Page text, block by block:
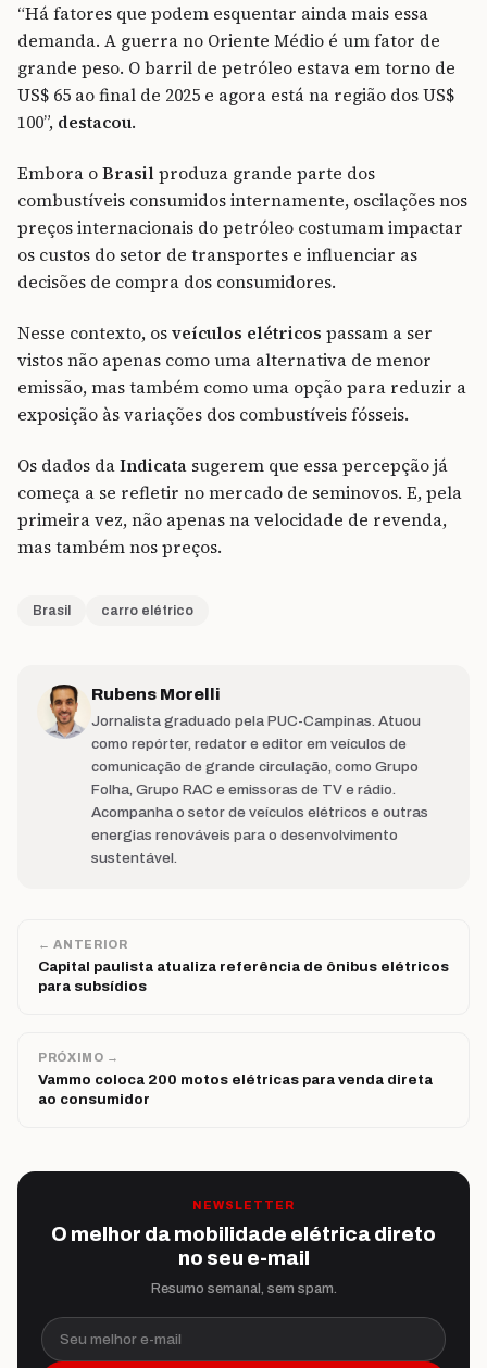
“Há fatores que podem esquentar ainda mais essa
demanda. A guerra no Oriente Médio é um fator de
grande peso. O barril de petróleo estava em torno de
US$ 65 ao final de 2025 e agora está na região dos US$
100”, destacou.
Embora oBrasilproduza grande parte dos
combustíveis consumidos internamente, oscilações nos
preços internacionais do petróleo costumam impactar
os custos do setor de transportes e influenciar as
decisões de compra dos consumidores.
Nesse contexto, osveículos elétricos passam a ser
vistos não apenas como uma alternativa de menor
emissão, mas também como uma opção para reduzir a
exposição às variações dos combustíveis fósseis.
Os dados daIndicata sugerem que essa percepção já
começa a se refletir no mercado de seminovos. E, pela
primeira vez, não apenas na velocidade de revenda,
mas também nos preços.
Brasil carro elétrico
Rubens Morelli
Jornalista graduado pela PUC-Campinas. Atuou
como repórter, redator e editor em veículos de
comunicação de grande circulação, como Grupo
Folha, Grupo RAC e emissoras de TV e rádio.
Acompanha o setor de veículos elétricos e outras
energias renováveis para o desenvolvimento
sustentável.
← ANTERIOR
Capital paulista atualiza referência de ônibus elétricos
para subsídios
PRÓXIMO →
Vammo coloca 200 motos elétricas para venda direta
ao consumidor
NEWSLETTER
O melhor da mobilidade elétrica direto
no seu e-mail
Resumo semanal, sem spam.
Seu melhor e-mail